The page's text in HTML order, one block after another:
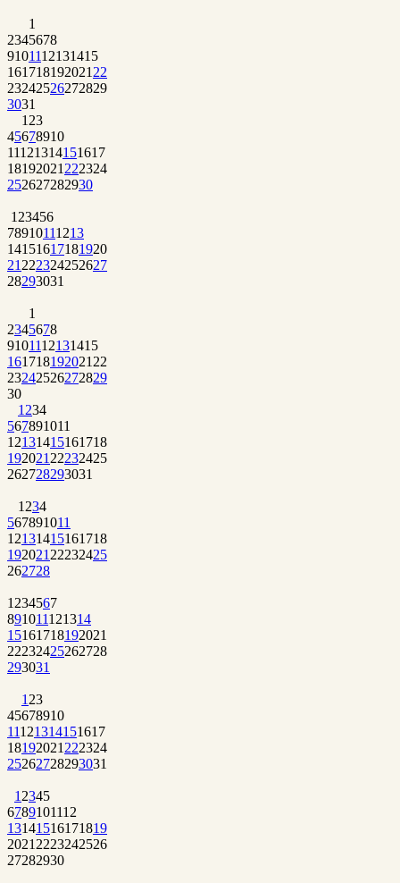
1
2345678
9101112131415
161718192021 22
23242526272829
3031
1 23
45678910
11121314151617
18192021 222324
252627282930
1 23456
78910111213
14151617181920
21 222324252627
28293031
1
2345678
9101112131415
161718192021 22
23242526272829
30
1 234
567891011
12131415161718
192021 22232425
262728293031
1 234
567891011
12131415161718
192021 22232425
262728
1 234567
891011121314
15161718192021
22232425262728
293031
1 23
45678910
11121314151617
18192021 222324
25262728293031
1 2345
6789101112
13141516171819
2021 2223242526
27282930